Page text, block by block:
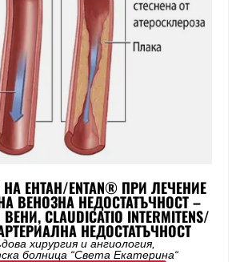
ЕНТАН/ENTAN® ПРИ ЛЕЧЕНИЕ
ВЕНОЗНА НЕДОСТАТЪЧНОСТ –
CLAUDICATIO INTERMITENS/
НЕДОСТАТЪЧНОСТ
хирургия и ангиология,
болница “Света Екатерина“